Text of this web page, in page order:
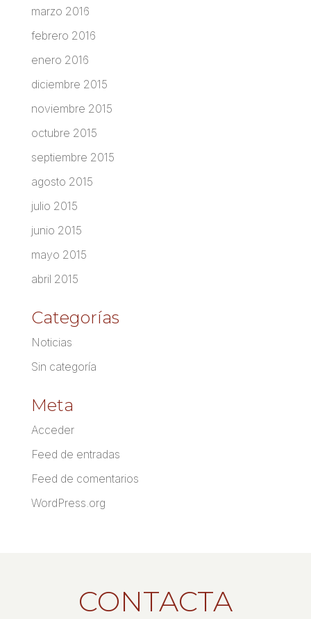
marzo 2016
febrero 2016
enero 2016
diciembre 2015
noviembre 2015
octubre 2015
septiembre 2015
agosto 2015
julio 2015
junio 2015
mayo 2015
abril 2015
Categorías
Noticias
Sin categoría
Meta
Acceder
Feed de entradas
Feed de comentarios
WordPress.org
CONTACTA